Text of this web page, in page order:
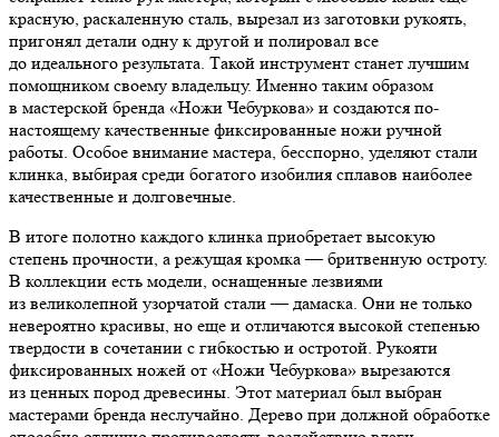
красную, раскаленную сталь, вырезал из заготовки рукоять,
пригонял детали одну к другой и полировал все
до идеального результата. Такой инструмент станет лучшим
помощником своему владельцу. Именно таким образом
в мастерской бренда «Ножи Чебуркова» и создаются по-
настоящему качественные фиксированные ножи ручной
работы. Особое внимание мастера, бесспорно, уделяют стали
клинка, выбирая среди богатого изобилия сплавов наиболее
качественные и долговечные.
В итоге полотно каждого клинка приобретает высокую
степень прочности, а режущая кромка — бритвенную остроту.
В коллекции есть модели, оснащенные лезвиями
из великолепной узорчатой стали — дамаска. Они не только
невероятно красивы, но еще и отличаются высокой степенью
твердости в сочетании с гибкостью и остротой. Рукояти
фиксированных ножей от «Ножи Чебуркова» вырезаются
из ценных пород древесины. Этот материал был выбран
мастерами бренда неслучайно. Дерево при должной обработке